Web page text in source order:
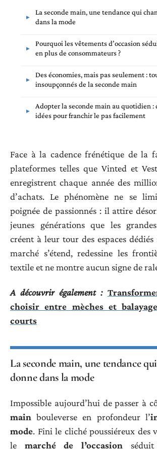
La seconde main, une tendance qui
dans la mode
Pourquoi les vêtements d’occasion
en plus de consommateurs ?
Des économies, mais pas seulement :
insoupçonnés de la seconde main
Adopter la seconde main au quotidien :
idées pour franchir le pas facilement
Face à la cadence frénétique de la
plateformes telles que Vinted et
enregistrent chaque année des
d’achats. Le phénomène ne se
poignée de passionnés : il attire
jeunes générations que les
créent à leur tour des espaces
marché s’étend, redessine les
textile et ne montre aucun signe de
A découvrir également :
choisir entre mèches et
courts
La seconde main, une tendance
donne dans la mode
Impossible aujourd’hui de passer à
main bouleverse en profondeur l’
mode. Fini le cliché poussiéreux des
le marché de l’occasion